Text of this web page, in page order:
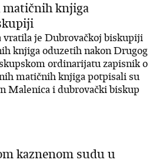
knjiga
vratila je Dubrovačkoj biskupiji
knjiga oduzetih nakon Drugog
ordinarijatu zapisnik o
matičnih knjiga potpisali su
Malenica i dubrovački biskup
kaznenom sudu u